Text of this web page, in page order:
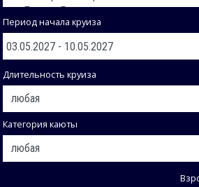
Период начала круиза
Длительность круиза
Категория каюты